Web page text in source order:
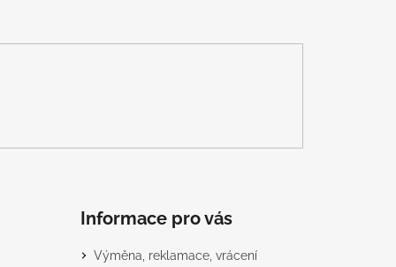
Informace pro vás
Výměna, reklamace, vrácení